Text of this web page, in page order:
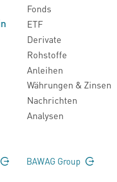
Fonds
ETF
Derivate
Rohstoffe
Anleihen
Währungen & Zinsen
Nachrichten
Analysen
BAWAG Group